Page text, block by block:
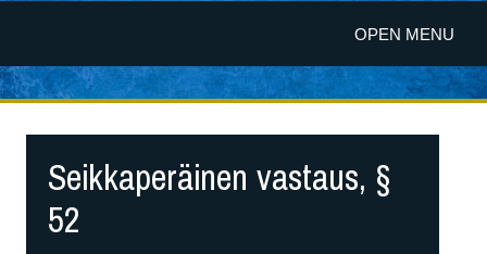
OPEN MENU
Seikkaperäinen vastaus, §
52